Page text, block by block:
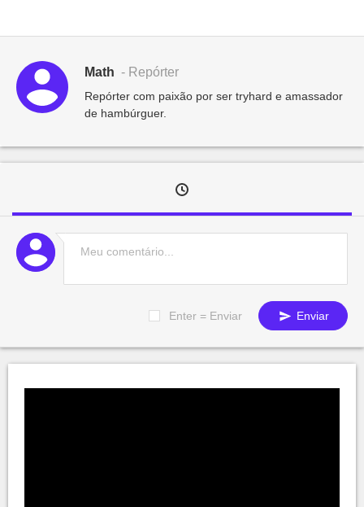
Math - Repórter
Repórter com paixão por ser tryhard e amassador
de hambúrguer.
Enter = Enviar Enviar